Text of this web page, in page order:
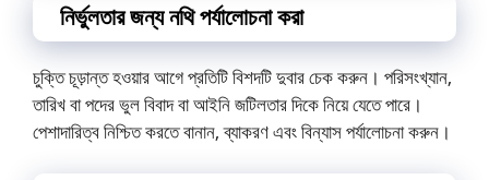
নির্ভুলতার জন্য নথি পর্যালোচনা করা
চুক্তি চূড়ান্ত হওয়ার আগে প্রতিটি বিশদটি দুবার চেক করুন। পরিসংখ্যান,
তারিখ বা পদের ভুল বিবাদ বা আইনি জটিলতার দিকে নিয়ে যেতে পারে।
পেশাদারিত্ব নিশ্চিত করতে বানান, ব্যাকরণ এবং বিন্যাস পর্যালোচনা করুন।